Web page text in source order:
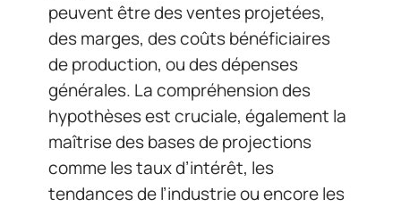
peuvent être des ventes projetées,
des marges, des coûts bénéficiaires
de production, ou des dépenses
générales. La compréhension des
hypothèses est cruciale, également la
maîtrise des bases de projections
comme les taux d’intérêt, les
tendances de l’industrie ou encore les